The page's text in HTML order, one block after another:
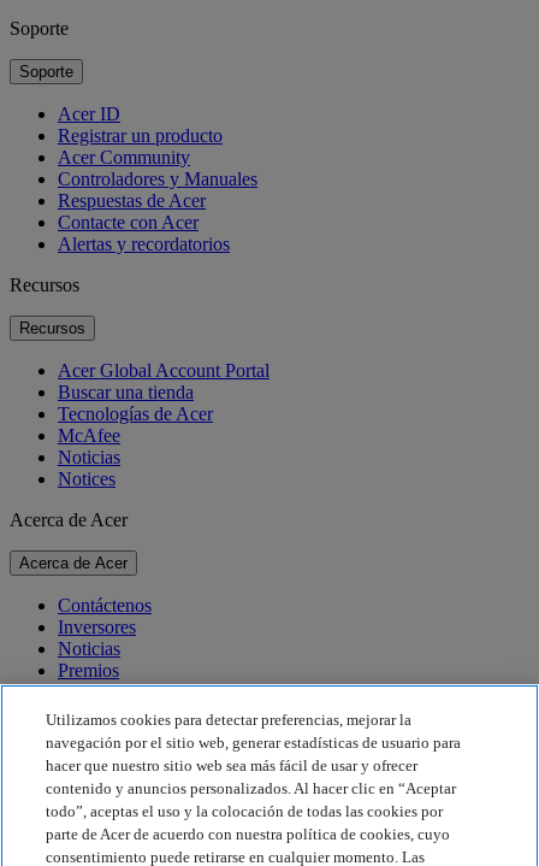
Soporte
Soporte
Acer ID
Registrar un producto
Acer Community
Controladores y Manuales
Respuestas de Acer
Contacte con Acer
Alertas y recordatorios
Recursos
Recursos
Acer Global Account Portal
Buscar una tienda
Tecnologías de Acer
McAfee
Noticias
Notices
Acerca de Acer
Acerca de Acer
Contáctenos
Inversores
Noticias
Premios
Eventos
Sostenibilidad
Sostenibilidad
Responsabilidad social corporativa
Huella de carbono de los productos
Utilizamos cookies para detectar preferencias, mejorar la
navegación por el sitio web, generar estadísticas de usuario para
hacer que nuestro sitio web sea más fácil de usar y ofrecer
contenido y anuncios personalizados. Al hacer clic en “Aceptar
todo”, aceptas el uso y la colocación de todas las cookies por
parte de Acer de acuerdo con nuestra política de cookies, cuyo
consentimiento puede retirarse en cualquier momento. Las